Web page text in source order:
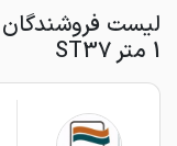
1 متر ST37